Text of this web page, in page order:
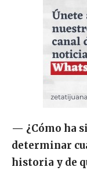
— ¿Cómo ha
determinar
historia y de